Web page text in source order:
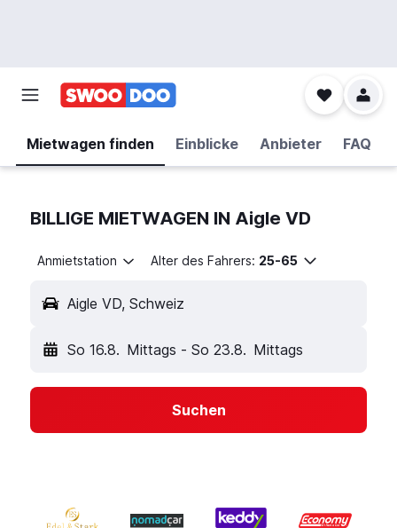
Mietwagen finden Einblicke Anbieter FAQ
BILLIGE MIETWAGEN IN Aigle VD
Anmietstation Alter des Fahrers: 25-65
Aigle VD, Schweiz
So 16.8. Mittags - So 23.8. Mittags
Suchen